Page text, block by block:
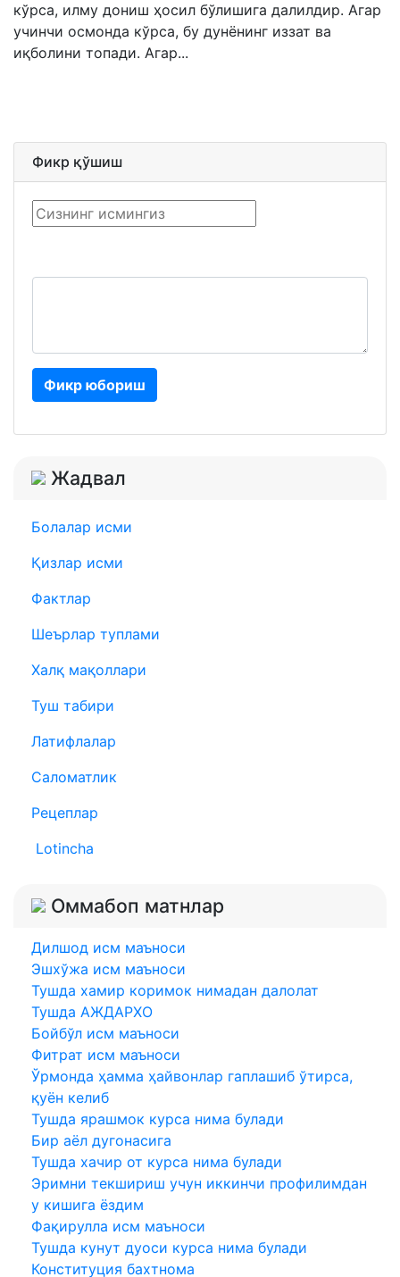
кўрса, илму дониш ҳосил бўлишига далилдир. Агар
учинчи осмонда кўрса, бу дунёнинг иззат ва
иқболини топади. Агар...
Фикр қўшиш
Фикр юбориш
Жадвал
Болалар исми
Қизлар исми
Фактлар
Шеърлар туплами
Халқ мақоллари
Туш табири
Латифлалар
Саломатлик
Рецеплар
Lotincha
Оммабоп матнлар
Дилшод исм маъноси
Эшхўжа исм маъноси
Тушда хамир коримок нимадан далолат
Тушда АЖДАРХО
Бойбўл исм маъноси
Фитрат исм маъноси
Ўрмонда ҳамма ҳайвонлар гаплашиб ўтирса,
қуён келиб
Тушда ярашмок курса нима булади
Бир аёл дугонасига
Тушда хачир от курса нима булади
Эримни текшириш учун иккинчи профилимдан
у кишига ёздим
Фақирулла исм маъноси
Тушда кунут дуоси курса нима булади
Конституция бахтнома